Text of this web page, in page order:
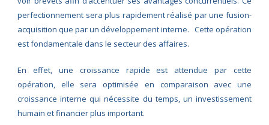
perfectionnement sera plus rapidement réalisé par une fusion-
acquisition que par un développement interne. Cette opération
est fondamentale dans le secteur des affaires.
En effet, une croissance rapide est attendue par cette
opération, elle sera optimisée en comparaison avec une
croissance interne qui nécessite du temps, un investissement
humain et financier plus important.